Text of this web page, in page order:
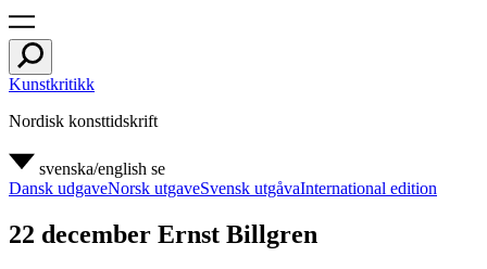
Kunstkritikk
Nordisk konsttidskrift
svenska/english se
Dansk udgaveNorsk utgaveSvensk utgåvaInternational edition
22 december Ernst Billgren